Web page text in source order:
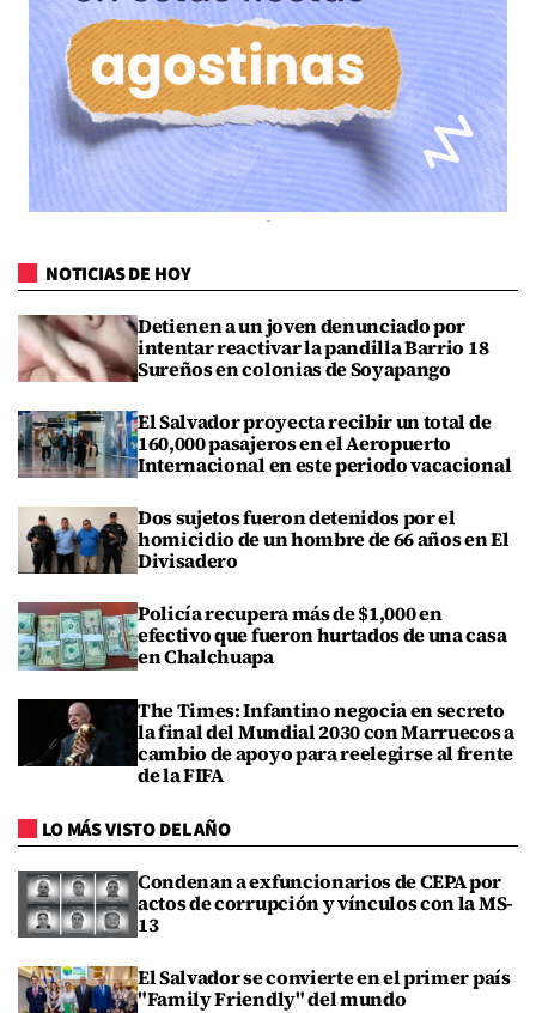
NOTICIAS DE HOY
Detienen a un joven denunciado por
intentar reactivar la pandilla Barrio 18
Sureños en colonias de Soyapango
El Salvador proyecta recibir un total de
160,000 pasajeros en el Aeropuerto
Internacional en este periodo vacacional
Dos sujetos fueron detenidos por el
homicidio de un hombre de 66 años en El
Divisadero
Policía recupera más de $1,000 en
efectivo que fueron hurtados de una casa
en Chalchuapa
The Times: Infantino negocia en secreto
la final del Mundial 2030 con Marruecos a
cambio de apoyo para reelegirse al frente
de la FIFA
LO MÁS VISTO DEL AÑO
Condenan a exfuncionarios de CEPA por
actos de corrupción y vínculos con la MS-
13
El Salvador se convierte en el primer país
"Family Friendly" del mundo